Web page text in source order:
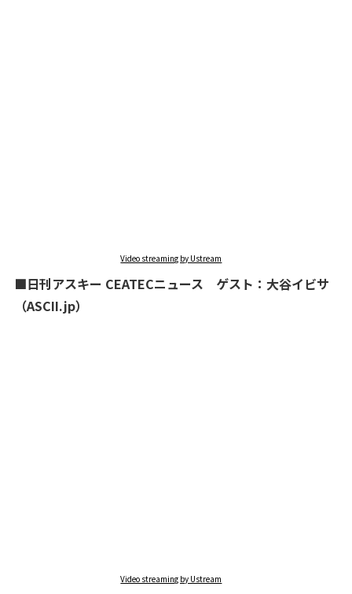
Video streaming by Ustream
■日刊アスキー CEATECニュース ゲスト：大谷イビサ
（ASCII.jp）
Video streaming by Ustream